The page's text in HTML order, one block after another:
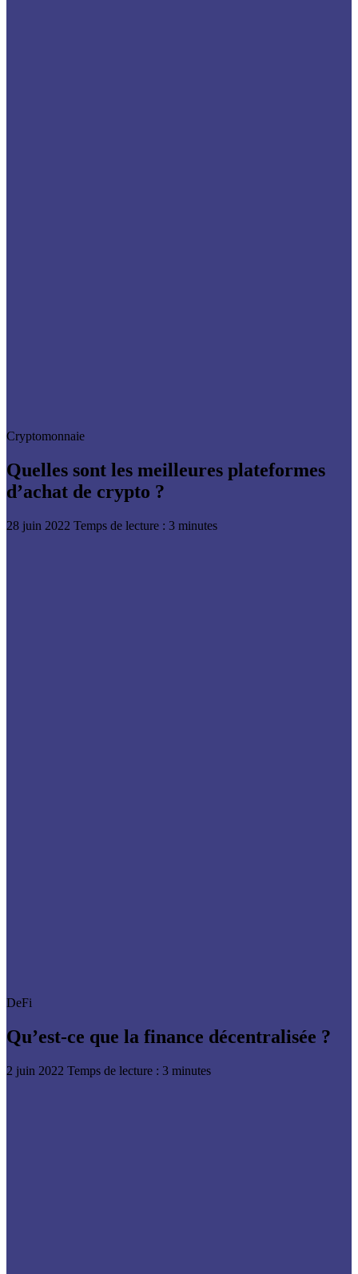
Cryptomonnaie
Quelles sont les meilleures plateformes
d’achat de crypto ?
28 juin 2022 Temps de lecture : 3 minutes
DeFi
Qu’est-ce que la finance décentralisée ?
2 juin 2022 Temps de lecture : 3 minutes